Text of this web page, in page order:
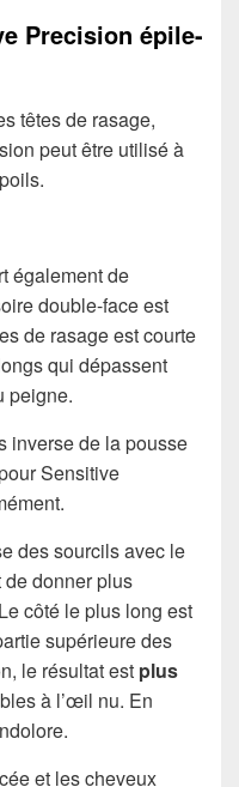
Precision épile-
têtes de rasage,
peut être utilisé à
également de
double-face est
de rasage est courte
qui dépassent
peigne.
inverse de la pousse
Sensitive
des sourcils avec le
donner plus
côté le plus long est
supérieure des
le résultat est plus
à l’œil nu. En
et les cheveux